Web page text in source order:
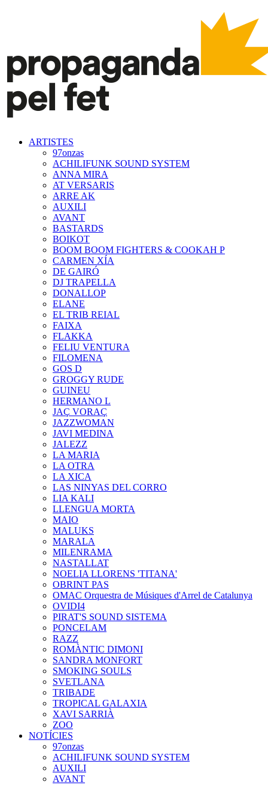
ARTISTES
97onzas
ACHILIFUNK SOUND SYSTEM
ANNA MIRA
AT VERSARIS
ARRE AK
AUXILI
AVANT
BASTARDS
BOIKOT
BOOM BOOM FIGHTERS & COOKAH P
CARMEN XÍA
DE GAIRÓ
DJ TRAPELLA
DONALLOP
ELANE
EL TRIB REIAL
FAIXA
FLAKKA
FELIU VENTURA
FILOMENA
GOS D
GROGGY RUDE
GUINEU
HERMANO L
JAÇ VORAÇ
JAZZWOMAN
JAVI MEDINA
JALEZZ
LA MARIA
LA OTRA
LA XICA
LAS NINYAS DEL CORRO
LIA KALI
LLENGUA MORTA
MAIO
MALUKS
MARALA
MILENRAMA
NASTALLAT
NOELIA LLORENS 'TITANA'
OBRINT PAS
OMAC Orquestra de Músiques d'Arrel de Catalunya
OVIDI4
PIRAT'S SOUND SISTEMA
PONCELAM
RAZZ
ROMÀNTIC DIMONI
SANDRA MONFORT
SMOKING SOULS
SVETLANA
TRIBADE
TROPICAL GALAXIA
XAVI SARRIÀ
ZOO
NOTÍCIES
97onzas
ACHILIFUNK SOUND SYSTEM
AUXILI
AVANT